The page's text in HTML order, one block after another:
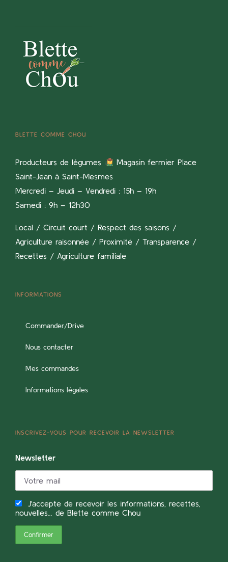
BLETTE COMME CHOU
Producteurs de légumes
Magasin fermier Place
Saint-Jean à Saint-Mesmes
Mercredi – Jeudi – Vendredi : 15h – 19h
Samedi : 9h – 12h30
Local / Circuit court / Respect des saisons /
Agriculture raisonnée / Proximité / Transparence /
Recettes / Agriculture familiale
INFORMATIONS
Commander/Drive
Nous contacter
Mes commandes
Informations légales
INSCRIVEZ-VOUS POUR RECEVOIR LA NEWSLETTER
Newsletter
J'accepte de recevoir les informations, recettes,
nouvelles... de Blette comme Chou